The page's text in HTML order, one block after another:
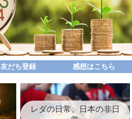
友だち登録 感想はこちら
レダの日常、日本の非日